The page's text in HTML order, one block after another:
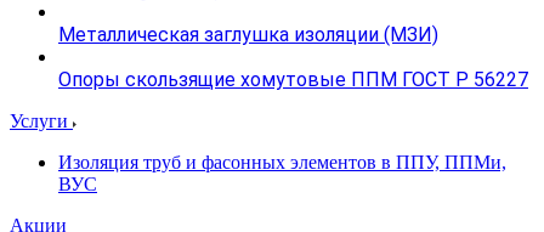
Металлическая заглушка изоляции (МЗИ)
Опоры скользящие хомутовые ППМ ГОСТ Р 56227
Услуги
Изоляция труб и фасонных элементов в ППУ, ППМи,
ВУС
Акции